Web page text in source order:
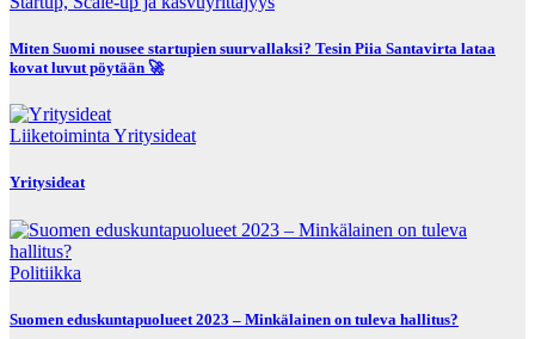
Miten Suomi nousee startupien suurvallaksi? Tesin Piia Santavirta lataa
kovat luvut pöytään 🚀
Liiketoiminta Yritysideat
Yritysideat
Politiikka
Suomen eduskuntapuolueet 2023 – Minkälainen on tuleva hallitus?